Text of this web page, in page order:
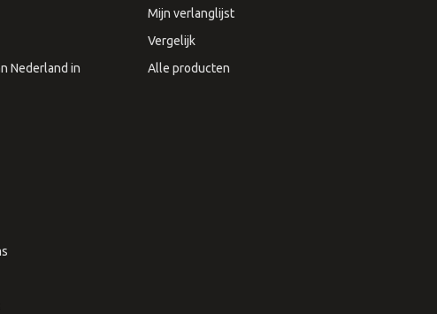
Nederland in
Mijn verlanglijst
Vergelijk
Alle producten